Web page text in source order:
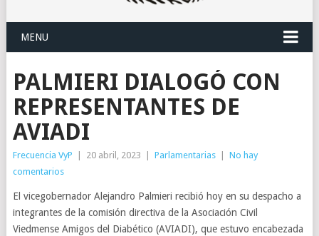
MENU
PALMIERI DIALOGÓ CON
REPRESENTANTES DE
AVIADI
Frecuencia VyP 20 abril, 2023 Parlamentarias
No hay
comentarios
El vicegobernador Alejandro Palmieri recibió hoy en su despacho a
integrantes de la comisión directiva de la Asociación Civil
Viedmense Amigos del Diabético (AVIADI), que estuvo encabezada